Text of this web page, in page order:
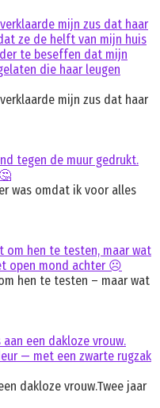
mijn zus dat haar
ze de helft van mijn huis
te beseffen dat mijn
die haar leugen
mijn zus dat haar
tegen de muur gedrukt.
was omdat ik voor alles
om hen te testen, maar wat
open mond achter ☹️
hen te testen – maar wat
een dakloze vrouw.
— met een zwarte rugzak
dakloze vrouw.Twee jaar